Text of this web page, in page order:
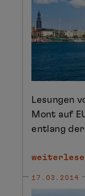
Lesungen
Mont auf
entlang
17.03.2014